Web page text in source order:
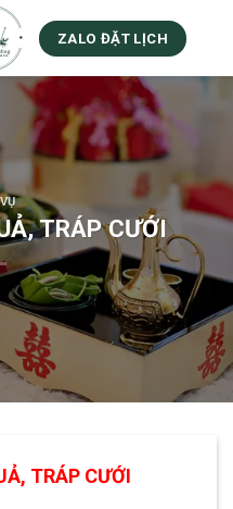
ZALO ĐẶT LỊCH
TRÁP CƯỚI
TRÁP CƯỚI